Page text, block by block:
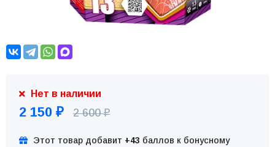
Нет в наличии
2 150 ₽ 2 600₽
Этот товар добавит +43 баллов к бонусному